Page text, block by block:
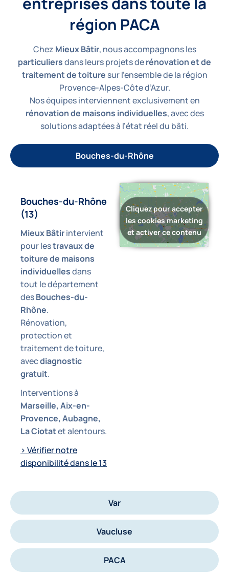
région PACA
Chez Mieux Bâtir, nous accompagnons les
particuliersdans leurs projets derénovation et de
traitement de toiture sur l’ensemble de la région
Provence-Alpes-Côte d’Azur.
Nos équipes interviennent exclusivement en
rénovation de maisons individuelles, avec des
solutions adaptées à l’état réel du bâti.
Bouches-du-Rhône
Var
Vaucluse
PACA
Bouches-du-Rhône
(13)
Mieux Bâtirintervient
pour lestravaux de
toiture de maisons
individuellesdans
tout le département
desBouches-du-
Rhône.
Rénovation,
protection et
traitement de toiture,
avecdiagnostic
gratuit.
Interventions à
Marseille, Aix-en-
Provence, Aubagne,
La Ciotatet alentours.
> Vérifier notre
disponibilité dans le 13
Cliquez pour accepter
les cookies marketing
et activer ce contenu